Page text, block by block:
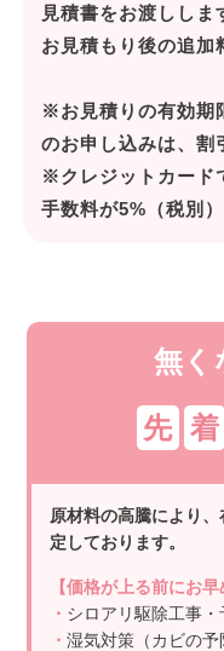
見積書をお渡ししま
お見積もり後の追加
※お見積りの有効期
のお申し込みは、割
※クレジットカード
手数料が5%（税別）
無く
先 着
原材料の高騰により
定しております。
【価格が上る前にお
・ シロアリ駆除工事・
・湿気対策（カビの